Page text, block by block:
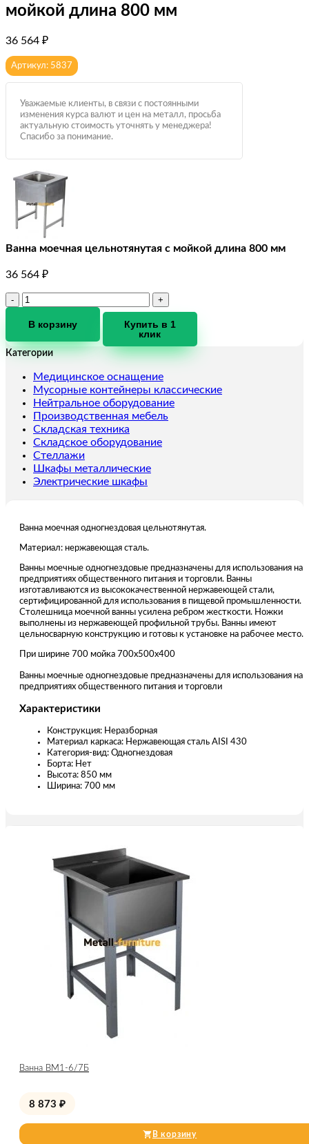
мойкой длина 800 мм
36 564 ₽
Артикул: 5837
Уважаемые клиенты, в связи с постоянными
изменения курса валют и цен на металл, просьба
актуальную стоимость уточнять у менеджера!
Спасибо за понимание.
Ванна моечная цельнотянутая с мойкой длина 800 мм
36 564 ₽
Количество
Ванна
цельнотянутая
мойкой
длина
800
мм
В корзину
Купить в 1
клик
Категории
Медицинское оснащение
Мусорные контейнеры классические
Нейтральное оборудование
Производственная мебель
Складская техника
Складское оборудование
Стеллажи
Шкафы металлические
Электрические шкафы
Ванна моечная одногнездовая цельнотянутая.
Материал: нержавеющая сталь.
Ванны моечные одногнездовые предназначены для использования на
предприятиях общественного питания и торговли. Ванны
изготавливаются из высококачественной нержавеющей стали,
сертифицированной для использования в пищевой промышленности.
Столешница моечной ванны усилена ребром жесткости. Ножки
выполнены из нержавеющей профильной трубы. Ванны имеют
цельносварную конструкцию и готовы к установке на рабочее место.
При ширине 700 мойка 700х500х400
Ванны моечные одногнездовые предназначены для использования на
предприятиях общественного питания и торговли
Характеристики
Конструкция: Неразборная
Материал каркаса: Нержавеющая сталь AISI 430
Категория-вид: Одногнездовая
Борта: Нет
Высота: 850 мм
Ширина: 700 мм
Ванна ВМ1-6/7Б
8 873 ₽
В корзину